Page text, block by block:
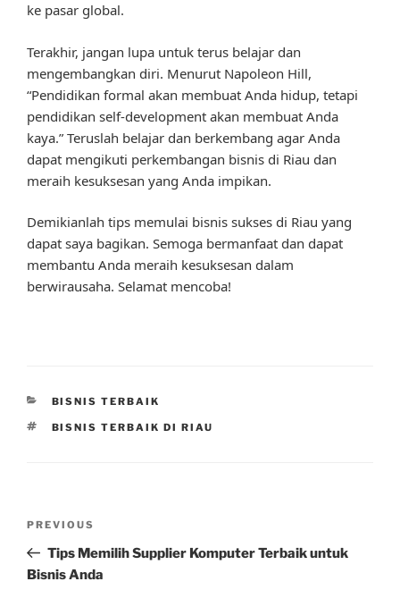
ke pasar global.
Terakhir, jangan lupa untuk terus belajar dan
mengembangkan diri. Menurut Napoleon Hill,
“Pendidikan formal akan membuat Anda hidup, tetapi
pendidikan self-development akan membuat Anda
kaya.” Teruslah belajar dan berkembang agar Anda
dapat mengikuti perkembangan bisnis di Riau dan
meraih kesuksesan yang Anda impikan.
Demikianlah tips memulai bisnis sukses di Riau yang
dapat saya bagikan. Semoga bermanfaat dan dapat
membantu Anda meraih kesuksesan dalam
berwirausaha. Selamat mencoba!
CATEGORIES
BISNIS TERBAIK
TAGS
BISNIS TERBAIK DI RIAU
Previous
Post
PREVIOUS
Tips Memilih Supplier Komputer Terbaik untuk
Bisnis Anda